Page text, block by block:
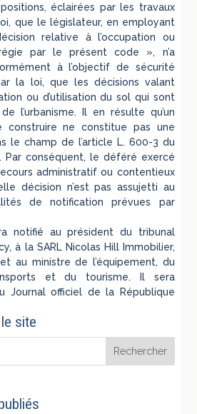
éclairées par les travaux
que le législateur, en employant
relative à l’occupation ou
par le présent code », n’a
à l’objectif de sécurité
la loi, que les décisions valant
ou d’utilisation du sol qui sont
l’urbanisme. Il en résulte qu’un
construire ne constitue pas une
le champ de l’article L. 600-3 du
Par conséquent, le déféré exercé
administratif ou contentieux
décision n’est pas assujetti au
de notification prévues par
notifié au président du tribunal
à la SARL Nicolas Hill Immobilier,
au ministre de l’équipement, du
et du tourisme. Il sera
Journal officiel de la République
site